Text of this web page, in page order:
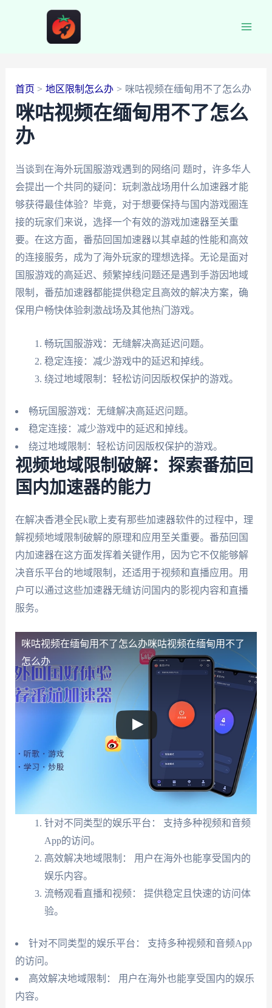
首页 地区限制怎么办 咪咕视频在缅甸用不了怎么办
咪咕视频在缅甸用不了怎么
办
当谈到在海外玩国服游戏遇到的网络问 题时，许多华人
会提出一个共同的疑问：玩刺激战场用什么加速器才能
够获得最佳体验？毕竟，对于想要保持与国内游戏圈连
接的玩家们来说，选择一个有效的游戏加速器至关重
要。在这方面，番茄回国加速器以其卓越的性能和高效
的连接服务，成为了海外玩家的理想选择。无论是面对
国服游戏的高延迟、频繁掉线问题还是遇到手游因地域
限制，番茄加速器都能提供稳定且高效的解决方案，确
保用户畅快体验刺激战场及其他热门游戏。
畅玩国服游戏：无缝解决高延迟问题。
稳定连接：减少游戏中的延迟和掉线。
绕过地域限制：轻松访问因版权保护的游戏。
畅玩国服游戏：无缝解决高延迟问题。
稳定连接：减少游戏中的延迟和掉线。
绕过地域限制：轻松访问因版权保护的游戏。
视频地域限制破解：探索番茄回
国内加速器的能力
在解决香港全民k歌上麦有那些加速器软件的过程中，理
解视频地域限制破解的原理和应用至关重要。番茄回国
内加速器在这方面发挥着关键作用，因为它不仅能够解
决音乐平台的地域限制，还适用于视频和直播应用。用
户可以通过这些加速器无缝访问国内的影视内容和直播
服务。
咪咕视频在缅甸用不了怎么办咪咕视频在缅甸用不了
怎么办
针对不同类型的娱乐平台： 支持多种视频和音频
App的访问。
高效解决地域限制： 用户在海外也能享受国内的
娱乐内容。
流畅观看直播和视频： 提供稳定且快速的访问体
验。
针对不同类型的娱乐平台： 支持多种视频和音频App
的访问。
高效解决地域限制： 用户在海外也能享受国内的娱乐
内容。